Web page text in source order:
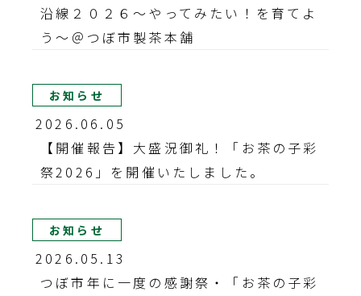
沿線２０２６～やってみたい！を育てよ
う～＠つぼ市製茶本舗
お知らせ
2026.06.05
【開催報告】大盛況御礼！「お茶の子彩
祭2026」を開催いたしました。
お知らせ
2026.05.13
つぼ市年に一度の感謝祭・「お茶の子彩